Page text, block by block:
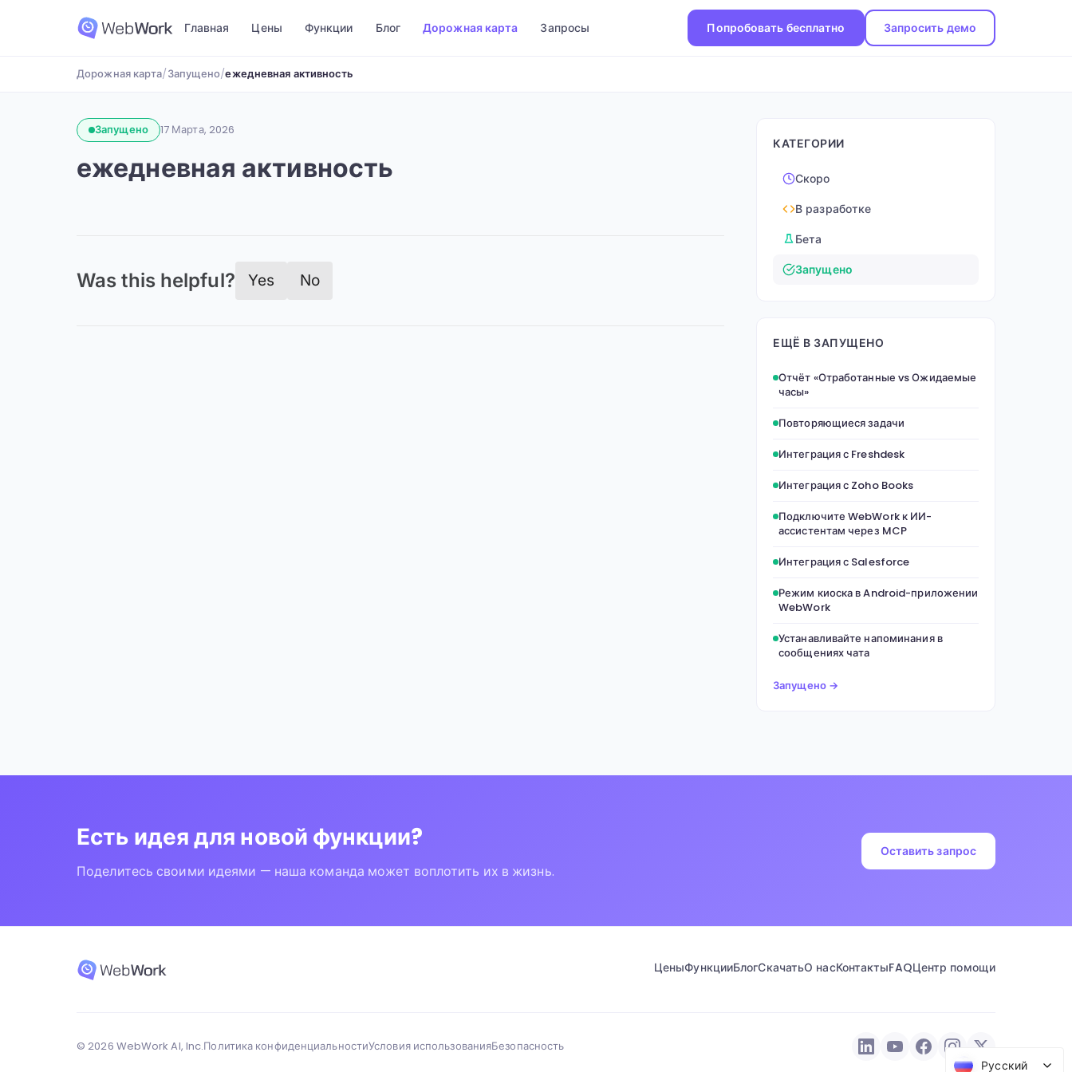
Главная Цены Функции Блог Дорожная карта Запросы Попробовать бесплатно Запросить демо
Дорожная карта/Запущено/ежедневная активность
Запущено 17 Марта, 2026
ежедневная активность
Was this helpful? Yes No
КАТЕГОРИИ
Скоро
В разработке
Бета
Запущено
ЕЩЁ В ЗАПУЩЕНО
Отчёт «Отработанные vs Ожидаемые
часы»
Повторяющиеся задачи
Интеграция с Freshdesk
Интеграция с Zoho Books
Подключите WebWork к ИИ-
ассистентам через MCP
Интеграция с Salesforce
Режим киоска в Android-приложении
WebWork
Устанавливайте напоминания в
сообщениях чата
Запущено →
Есть идея для новой функции?
Поделитесь своими идеями — наша команда может воплотить их в жизнь.
Оставить запрос
ЦеныФункцииБлогСкачатьО насКонтактыFAQЦентр помощи
© 2026 WebWork AI, Inc.Политика конфиденциальностиУсловия использованияБезопасность
Русский